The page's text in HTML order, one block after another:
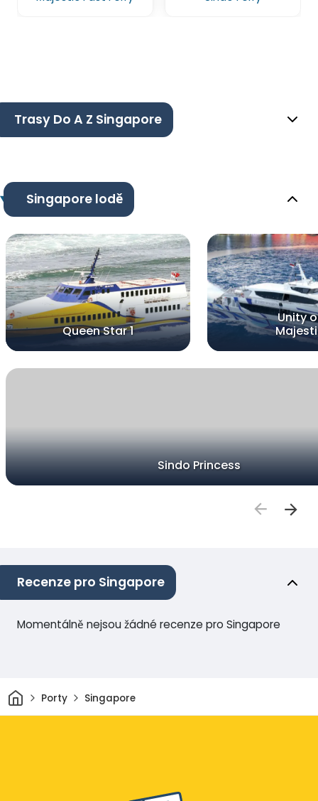
Trasy Do A Z Singapore
Singapore lodě
Queen Star 1
Unity
Sindo Princess
Recenze pro Singapore
Momentálně nejsou žádné recenze pro Singapore
Domov
Porty Singapore